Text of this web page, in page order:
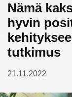
Nämä
hyvin
tutkimus
21.11.2022